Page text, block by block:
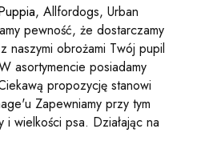
, Allfordogs, Urban
pewność, że dostarczamy
naszymi obrożami Twój pupil
asortymencie posiadamy
propozycję stanowi
Zapewniamy przy tym
wielkości psa. Działając na